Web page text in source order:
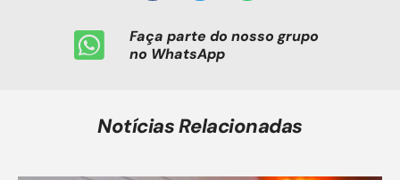
Faça parte do nosso grupo
no WhatsApp
Notícias Relacionadas